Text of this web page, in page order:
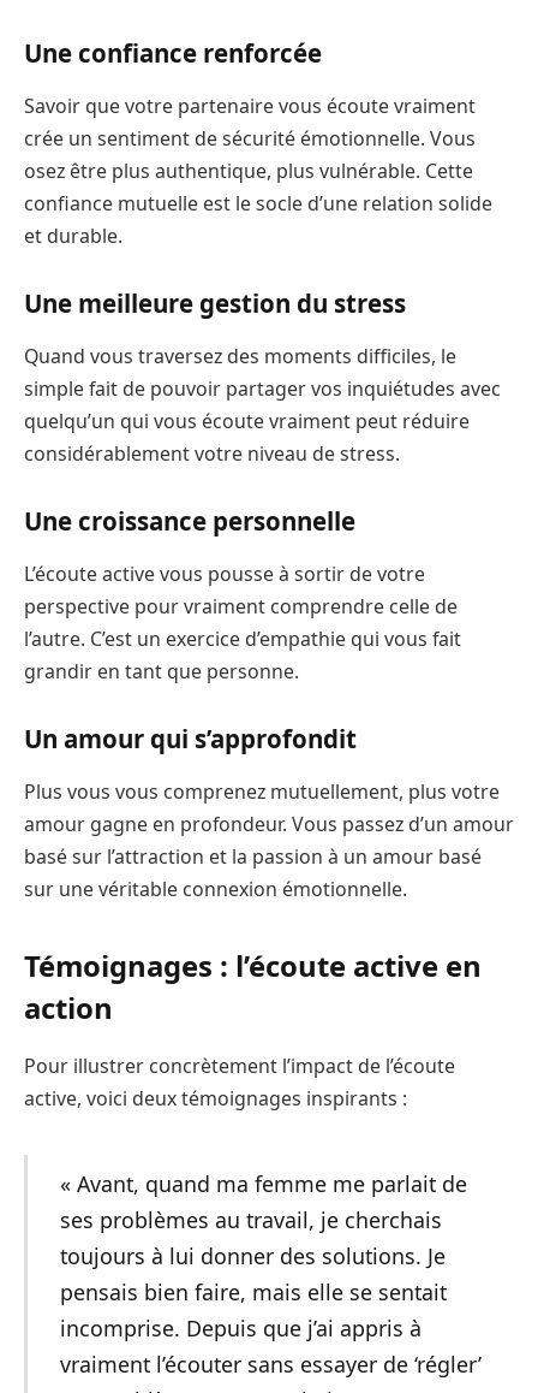
Une confiance renforcée
Savoir que votre partenaire vous écoute vraiment
crée un sentiment de sécurité émotionnelle. Vous
osez être plus authentique, plus vulnérable. Cette
confiance mutuelle est le socle d’une relation solide
et durable.
Une meilleure gestion du stress
Quand vous traversez des moments difficiles, le
simple fait de pouvoir partager vos inquiétudes avec
quelqu’un qui vous écoute vraiment peut réduire
considérablement votre niveau de stress.
Une croissance personnelle
L’écoute active vous pousse à sortir de votre
perspective pour vraiment comprendre celle de
l’autre. C’est un exercice d’empathie qui vous fait
grandir en tant que personne.
Un amour qui s’approfondit
Plus vous vous comprenez mutuellement, plus votre
amour gagne en profondeur. Vous passez d’un amour
basé sur l’attraction et la passion à un amour basé
sur une véritable connexion émotionnelle.
Témoignages : l’écoute active en
action
Pour illustrer concrètement l’impact de l’écoute
active, voici deux témoignages inspirants :
« Avant, quand ma femme me parlait de
ses problèmes au travail, je cherchais
toujours à lui donner des solutions. Je
pensais bien faire, mais elle se sentait
incomprise. Depuis que j’ai appris à
vraiment l’écouter sans essayer de ‘régler’